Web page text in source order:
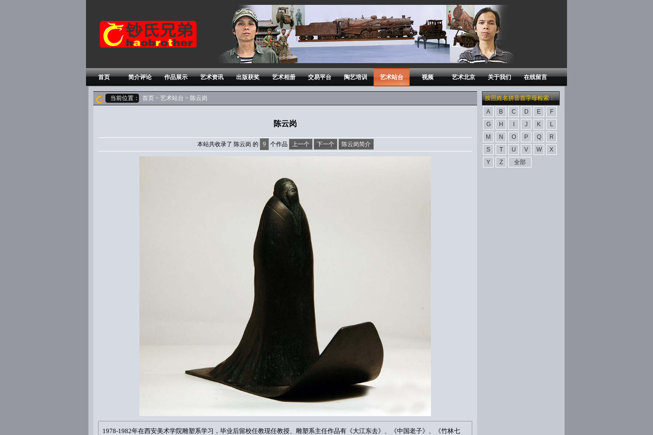
首页 简介评论 作品展示 艺术资讯 出版获奖 艺术相册 交易平台 陶艺培训 艺术站台 视频 艺术北京 关于我们 在线留言
当前位置： 首页 > 艺术站台 > 陈云岗
陈云岗
本站共收录了 陈云岗 的 9 个作品 上一个 下一个 陈云岗简介
1978-1982年在西安美术学院雕塑系学习，毕业后留校任教现任教授、雕塑系主任作品有《大江东去》、《中国老子》、《竹林七
按照姓名拼音首字母检索：
A
B C D E
F
G
H J K
L
M
N O P Q
R
S
T U V W
X
Y
Z 全部